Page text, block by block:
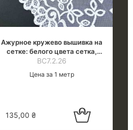
Ажурное кружево вышивка на
сетке: белого цвета сетка,
белая нить (холодн.оттенок),
ВС7.2.26
Цена за 1 метр
135,00₴ Добавить в
корзину